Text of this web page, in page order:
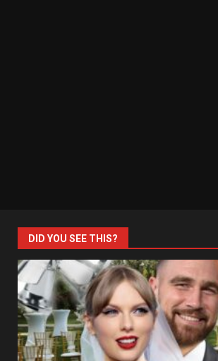
DID YOU SEE THIS?